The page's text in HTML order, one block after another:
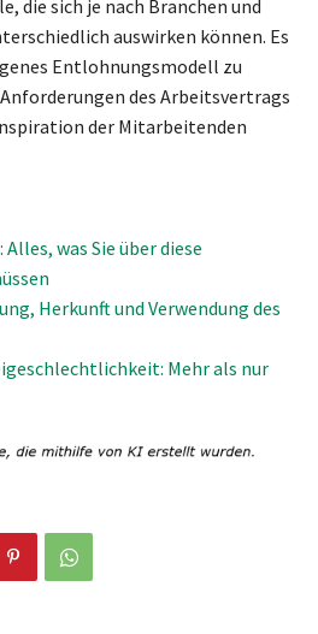
die sich je nach Branchen und
auswirken können. Es
Entlohnungsmodell zu
des Arbeitsvertrags
der Mitarbeitenden
was Sie über diese
Herkunft und Verwendung des
Mehr als nur